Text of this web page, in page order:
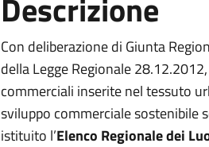
Descrizione
Con deliberazione di Giunta
della Legge Regionale
commerciali inserite nel tessuto
sviluppo commerciale sostenibile
istituito l’Elenco Regionale dei